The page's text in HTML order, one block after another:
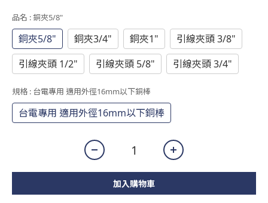
品名 : 銅夾5/8"
銅夾5/8" 銅夾3/4" 銅夾1"
引線夾頭 3/8"
引線夾頭 1/2"
引線夾頭 5/8" 引線夾頭 3/4"
規格 : 台電專用 適用外徑16mm以下銅棒
台電專用 適用外徑16mm以下銅棒
加入購物車